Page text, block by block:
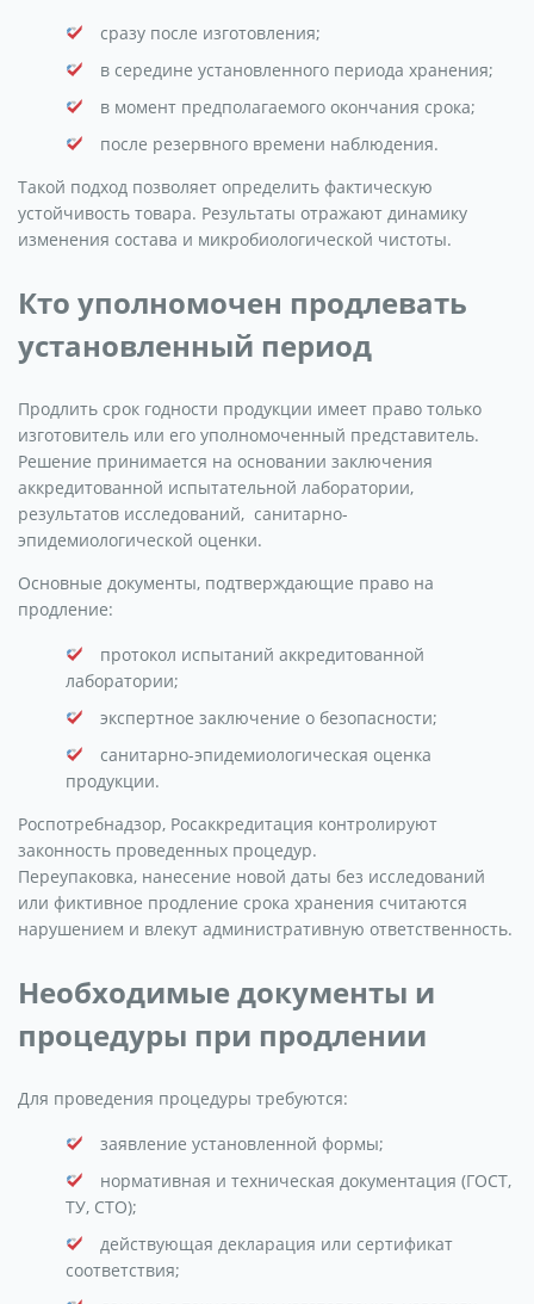
сразу после изготовления;
в середине установленного периода хранения;
в момент предполагаемого окончания срока;
после резервного времени наблюдения.
Такой подход позволяет определить фактическую
устойчивость товара. Результаты отражают динамику
изменения состава и микробиологической чистоты.
Кто уполномочен продлевать
установленный период
Продлить срок годности продукции имеет право только
изготовитель или его уполномоченный представитель.
Решение принимается на основании заключения
аккредитованной испытательной лаборатории,
результатов исследований, санитарно-
эпидемиологической оценки.
Основные документы, подтверждающие право на
продление:
протокол испытаний аккредитованной
лаборатории;
экспертное заключение о безопасности;
санитарно-эпидемиологическая оценка
продукции.
Роспотребнадзор, Росаккредитация контролируют
законность проведенных процедур.
Переупаковка, нанесение новой даты без исследований
или фиктивное продление срока хранения считаются
нарушением и влекут административную ответственность.
Необходимые документы и
процедуры при продлении
Для проведения процедуры требуются:
заявление установленной формы;
нормативная и техническая документация (ГОСТ,
ТУ, СТО);
действующая декларация или сертификат
соответствия;